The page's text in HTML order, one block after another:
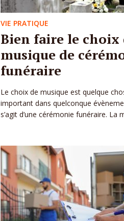
VIE PRATIQUE
Bien faire le choix
musique de
funéraire
Le choix de musique est quelque
important dans quelconque
s’agit d’une cérémonie funéraire. La